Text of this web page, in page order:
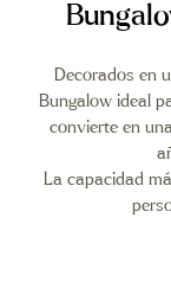
Decorados en
Bungalow ideal
convierte en
La capacidad